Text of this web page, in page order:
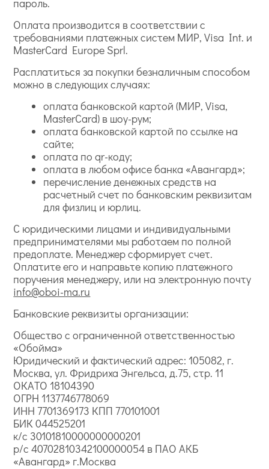
Оплата производится в соответствии с
требованиями платежных систем МИР, Visa Int. и
MasterCard Europe Sprl.
Расплатиться за покупки безналичным способом
можно в следующих случаях:
оплата банковской картой (МИР, Visa,
MasterCard) в шоу-рум;
оплата банковской картой по ссылке на
сайте;
оплата по qr-коду;
оплата в любом офисе банка «Авангард»;
перечисление денежных средств на
расчетный счет по банковским реквизитам
для физлиц и юрлиц.
С юридическими лицами и индивидуальными
предпринимателями мы работаем по полной
предоплате. Менеджер сформирует счет.
Оплатите его и направьте копию платежного
поручения менеджеру, или на электронную почту
info@oboi-ma.ru
Банковские реквизиты организации:
Общество с ограниченной ответственностью
«Обойма»
Юридический и фактический адрес: 105082, г.
Москва, ул. Фридриха Энгельса, д.75, стр. 11
ОКАТО 18104390
ОГРН 1137746778069
ИНН 7701369173 КПП 770101001
БИК 044525201
к/с 30101810000000000201
р/с 40702810342100000054 в ПАО АКБ
«Авангард» г.Москва